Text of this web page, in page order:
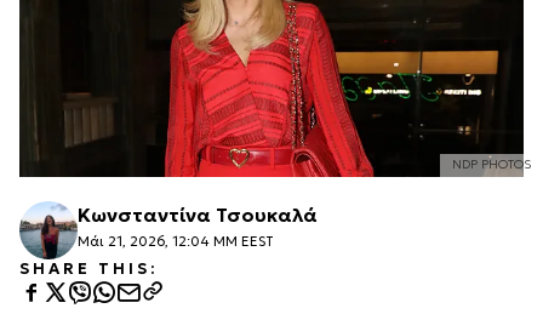
NDP PHOTOS
Κωνσταντίνα Τσουκαλά
Μάι 21, 2026, 12:04 ΜΜ EEST
SHARE THIS: